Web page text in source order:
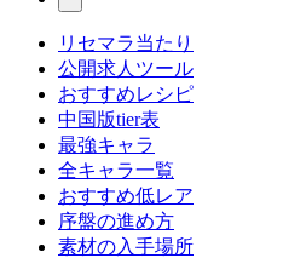
リセマラ当たり
公開求人ツール
おすすめレシピ
中国版tier表
最強キャラ
全キャラ一覧
おすすめ低レア
序盤の進め方
素材の入手場所